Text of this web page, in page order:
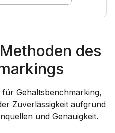
des
Gehaltsbenchmarking,
Zuverlässigkeit aufgrund
und Genauigkeit.